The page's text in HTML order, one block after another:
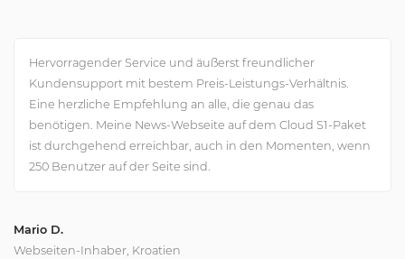
Hervorragender Service und äußerst freundlicher
Kundensupport mit bestem Preis-Leistungs-Verhältnis.
Eine herzliche Empfehlung an alle, die genau das
benötigen. Meine News-Webseite auf dem Cloud S1-Paket
ist durchgehend erreichbar, auch in den Momenten, wenn
250 Benutzer auf der Seite sind.
Mario D.
Webseiten-Inhaber, Kroatien